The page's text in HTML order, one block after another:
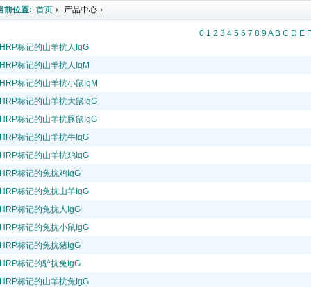
前位置: 首页 产品中心
0 1 2 3 4 5 6 7 8 9 A B C D E F
HRP标记的山羊抗人IgG
HRP标记的山羊抗人IgM
HRP标记的山羊抗小鼠IgM
HRP标记的山羊抗大鼠IgG
HRP标记的山羊抗豚鼠IgG
HRP标记的山羊抗牛IgG
HRP标记的山羊抗鸡IgG
HRP标记的兔抗鸡IgG
HRP标记的兔抗山羊IgG
HRP标记的兔抗人IgG
HRP标记的兔抗小鼠IgG
HRP标记的兔抗猪IgG
HRP标记的驴抗兔IgG
HRP标记的山羊抗兔IgG